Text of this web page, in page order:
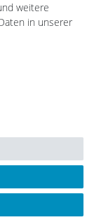
weitere
in unserer